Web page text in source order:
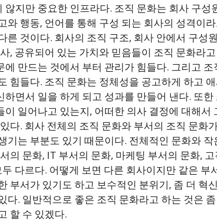
지만 중요한 인프라다. 조직 문화는 회사 구
와 행동, 언어를 통해 구성 되는 회사의 성격이
른 것이다. 회사의 조직 구조, 회사 안에서 구성
, 공유되어 있는 가치와 믿음들이 조직 문화라
만드는 것에서 부터 관리가 힘들다. 그리고
힘들다. 조직 문화는 정체성을 공고하게 하고
면서 일을 하게 되고 성과를 만들어 낸다. 또
일어나고 있는지, 어떠한 의사 결정에 대해서
다. 회사 전체의 조직 문화와 부서의 조직 문화
기는 부분도 있기 때문이다. 전체적인 문화와
의 문화, IT 부서의 문화, 마케팅 부서의 문화,
다르다. 어떻게 보면 다른 회사이지만 같은 부
부서가 있기도 하고 보수적인 분위기, 좀 더 혁
다. 일반적으로 좋은 조직 문화라고 하는 것은
할 수 있겠다.